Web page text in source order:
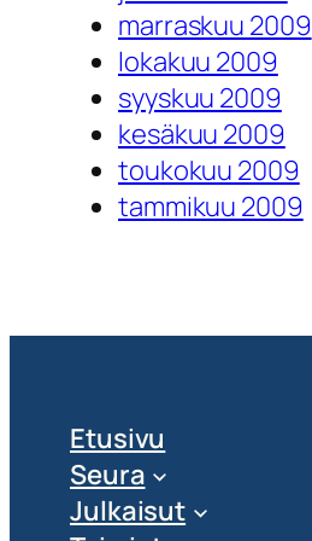
marraskuu 2009
lokakuu 2009
syyskuu 2009
kesäkuu 2009
toukokuu 2009
tammikuu 2009
Etusivu
Seura
Julkaisut